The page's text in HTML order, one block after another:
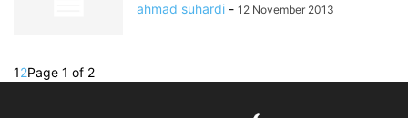
ahmad suhardi - 12 November 2013
12Page 1 of 2